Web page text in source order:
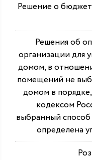
Решение о
Решения об
организации для
домом, в
помещений не
домом в
кодексом
выбранный способ
определена